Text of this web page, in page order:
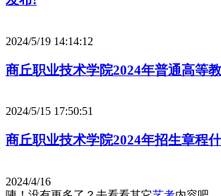
2024/5/19 14:14:12
商丘职业技术学院2024年普通高等
2024/5/15 17:50:51
商丘职业技术学院2024年招生章程
2024/4/16